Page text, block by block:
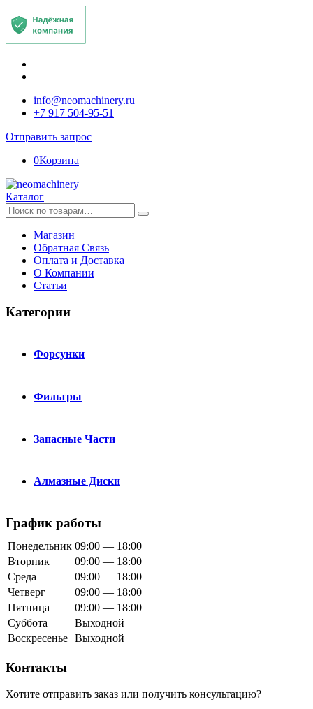
info@neomachinery.ru
+7 917 504-95-51
Отправить запрос
0Корзина
Каталог
Искать:
Магазин
Обратная Связь
Оплата и Доставка
О Компании
Статьи
Категории
Алмазные Диски
Запасные Части
Фильтры
Форсунки
График работы
Понедельник 09:00 — 18:00
Вторник
09:00 — 18:00
Среда
09:00 — 18:00
Четверг
09:00 — 18:00
Пятница
09:00 — 18:00
Суббота
Выходной
Воскресенье Выходной
Контакты
Хотите отправить заказ или получить консультацию?